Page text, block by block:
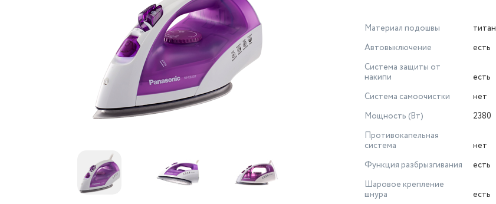
Материал подошвы
титан
Автовыключение
есть
Система защиты от
накипи
есть
Система самоочистки
нет
Мощность (Вт)
2380
Противокапельная
система
нет
Функция разбрызгивания
есть
Шаровое крепление
шнура
есть